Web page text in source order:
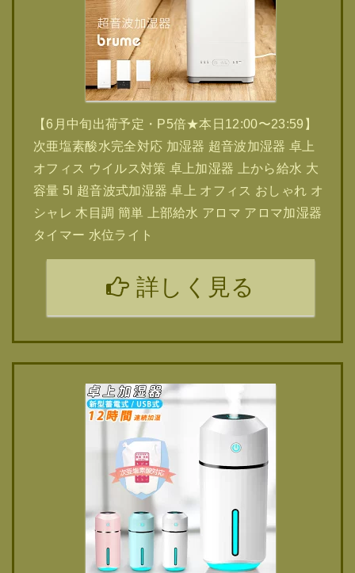
【6月中旬出荷予定・P5倍★本日12:00〜23:59】
次亜塩素酸水完全対応 加湿器 超音波加湿器 卓上
オフィス ウイルス対策 卓上加湿器 上から給水 大
容量 5l 超音波式加湿器 卓上 オフィス おしゃれ オ
シャレ 木目調 簡単 上部給水 アロマ アロマ加湿器
タイマー 水位ライト
詳しく見る